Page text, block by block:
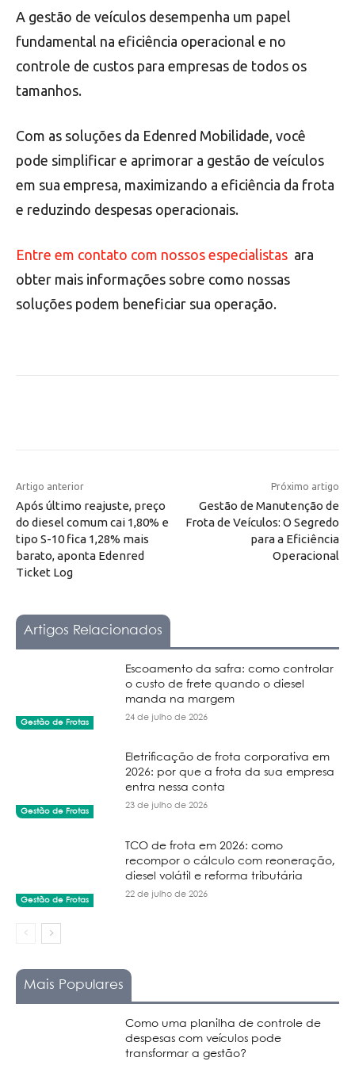
A gestão de veículos desempenha um papel
fundamental na eficiência operacional e no
controle de custos para empresas de todos os
tamanhos.
Com as soluções da Edenred Mobilidade, você
pode simplificar e aprimorar a gestão de veículos
em sua empresa, maximizando a eficiência da frota
e reduzindo despesas operacionais.
Entre em contato com nossos especialistas ara
obter mais informações sobre como nossas
soluções podem beneficiar sua operação.
Artigo anterior
Após último reajuste, preço
do diesel comum cai 1,80% e
tipo S-10 fica 1,28% mais
barato, aponta Edenred
Ticket Log
Próximo artigo
Gestão de Manutenção de
Frota de Veículos: O Segredo
para a Eficiência
Operacional
Artigos Relacionados
Gestão de Frotas
Escoamento da safra: como controlar
o custo de frete quando o diesel
manda na margem
24 de julho de 2026
Gestão de Frotas
Eletrificação de frota corporativa em
2026: por que a frota da sua empresa
entra nessa conta
23 de julho de 2026
Gestão de Frotas
TCO de frota em 2026: como
recompor o cálculo com reoneração,
diesel volátil e reforma tributária
22 de julho de 2026
Mais Populares
Como uma planilha de controle de
despesas com veículos pode
transformar a gestão?